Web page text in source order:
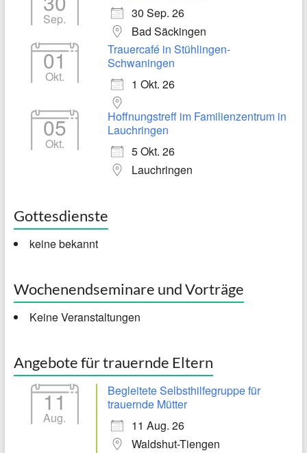
Sep.
30 Sep. 26
Bad Säckingen
01
Okt.
Trauercafé in Stühlingen-
Schwaningen
1 Okt. 26
05
Okt.
Hoffnungstreff im Familienzentrum in
Lauchringen
5 Okt. 26
Lauchringen
Gottesdienste
keine bekannt
Wochenendseminare und Vorträge
Keine Veranstaltungen
Angebote für trauernde Eltern
11
Aug.
Begleitete Selbsthilfegruppe für
trauernde Mütter
11 Aug. 26
Waldshut-Tiengen